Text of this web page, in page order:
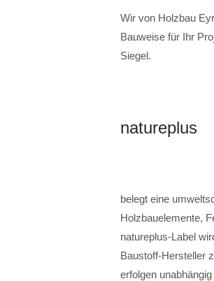
Wir von Holzbau
Bauweise für Ihr
Siegel.
natureplus
belegt eine
Holzbauelemente,
natureplus-Label
Baustoff-Hersteller
erfolgen